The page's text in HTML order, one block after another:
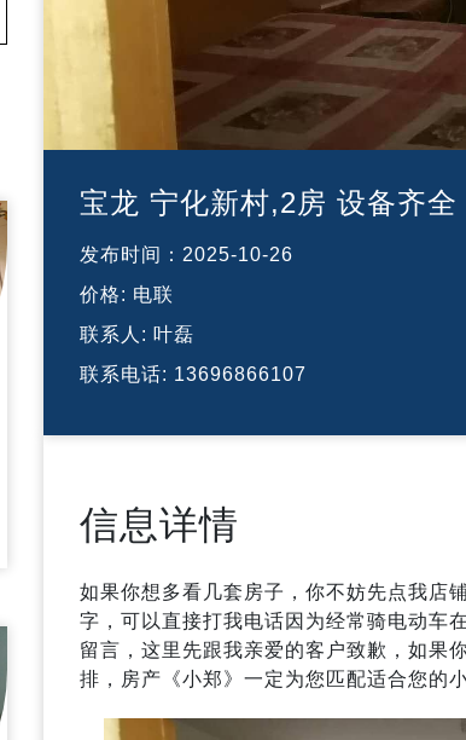
宝龙 宁化新村,2房 设备齐
发布时间： 2025-10-26
价格: 电联
联系人: 叶磊
联系电话: 13696866107
信息详情
如果你想多看几套房子，你不妨先点我店
字，可以直接打我电话因为经常骑电动车
留言，这里先跟我亲爱的客户致歉，如果
排，房产《小郑》一定为您匹配适合您的小